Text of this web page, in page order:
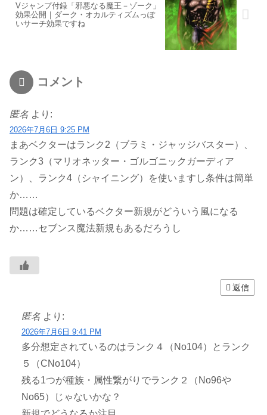
Vジャンプ付録「邪悪なる魔王－ゾーク」
効果公開｜ダーク・オカルティズムっぽ
いサーチ効果ですね
コメント
匿名 より:
2026年7月6日 9:25 PM
まあベクターはランク2（ブラミ・ジャッジバスター）、
ランク3（マリオネッター・ゴルゴニックガーディア
ン）、ランク4（シャイニング）を使いますし条件は簡単
か……
問題は確定しているベクター新規がどういう風になる
か……セブンス魔法新規もあるだろうし
返信
匿名 より:
2026年7月6日 9:41 PM
多分想定されているのはランク４（No104）とランク
５（CNo104）
残る1つが種族・属性繋がりでランク２（No96や
No65）じゃないかな？